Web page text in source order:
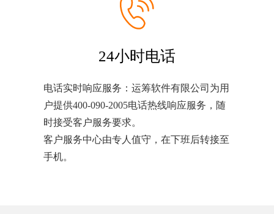
24小时电话
电话实时响应服务：运筹软件有限公司为用
户提供400-090-2005电话热线响应服务，随
时接受客户服务要求。
客户服务中心由专人值守，在下班后转接至
手机。